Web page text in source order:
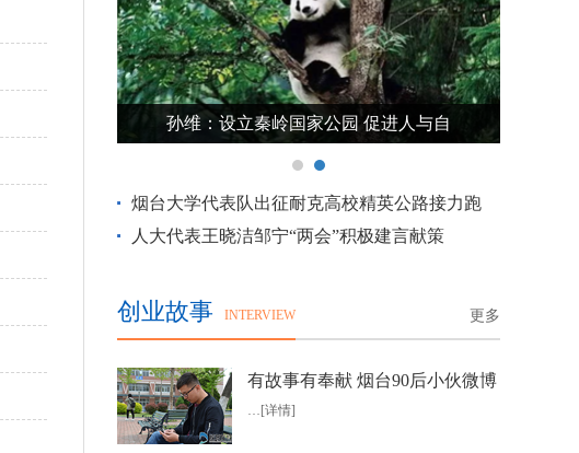
孙维：设立秦岭国家公园 促进人与自
烟台大学代表队出征耐克高校精英公路接力跑
人大代表王晓洁邹宁“两会”积极建言献策
创业故事 INTERVIEW 更多
有故事有奉献 烟台90后小伙微博
… [详情]